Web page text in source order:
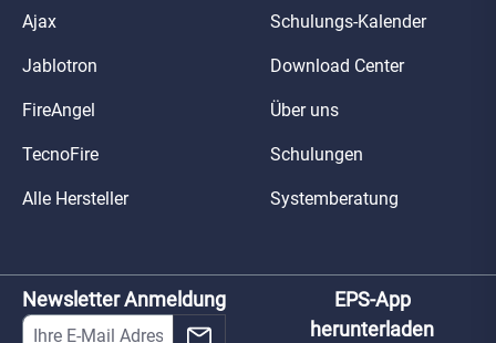
Ajax
Jablotron
FireAngel
TecnoFire
Alle Hersteller
Schulungs-Kalender
Download Center
Über uns
Schulungen
Systemberatung
Newsletter Anmeldung
EPS-App
herunterladen